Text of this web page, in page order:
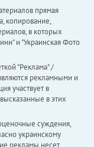
прямая
копирование,
в которых
и "Украинская Фото
"Реклама" /
рекламными и
участвует в
в этих
суждения,
украинскому
рекламы несет